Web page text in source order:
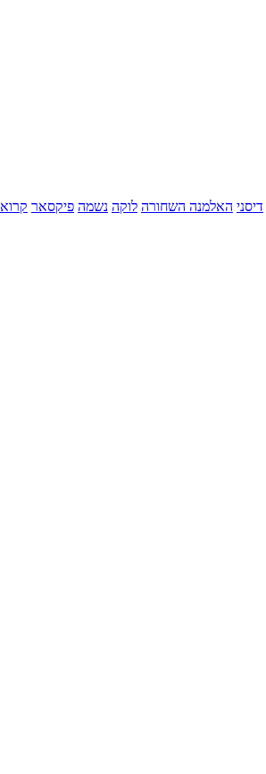
דיסני האלמנה השחורה לוקה נשמה פיקסאר